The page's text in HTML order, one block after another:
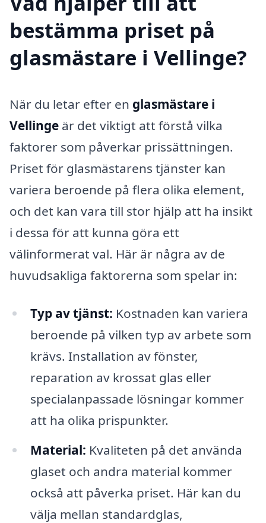
bestämma priset på
glasmästare i Vellinge?
När du letar efter en glasmästare i
Vellinge är det viktigt att förstå vilka
faktorer som påverkar prissättningen.
Priset för glasmästarens tjänster kan
variera beroende på flera olika element,
och det kan vara till stor hjälp att ha insikt
i dessa för att kunna göra ett
välinformerat val. Här är några av de
huvudsakliga faktorerna som spelar in:
Typ av tjänst: Kostnaden kan variera
beroende på vilken typ av arbete som
krävs. Installation av fönster,
reparation av krossat glas eller
specialanpassade lösningar kommer
att ha olika prispunkter.
Material: Kvaliteten på det använda
glaset och andra material kommer
också att påverka priset. Här kan du
välja mellan standardglas,